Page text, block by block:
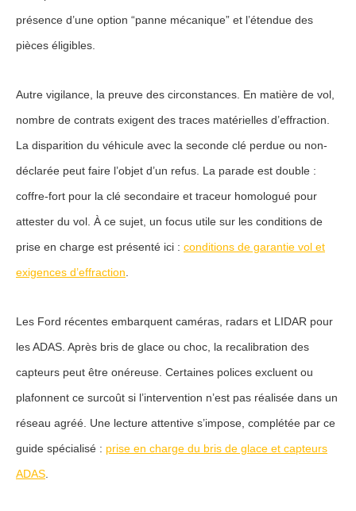
présence d’une option “panne mécanique” et l’étendue des
pièces éligibles.
Autre vigilance, la preuve des circonstances. En matière de vol
nombre de contrats exigent des traces matérielles d’effraction
La disparition du véhicule avec la seconde clé perdue ou non-
déclarée peut faire l’objet d’un refus. La parade est double :
coffre-fort pour la clé secondaire et traceur homologué pour
attester du vol. À ce sujet, un focus utile sur les conditions de
prise en charge est présenté ici : conditions de garantie vol et
exigences d’effraction
Les Ford récentes embarquent caméras, radars et LIDAR pour
les ADAS. Après bris de glace ou choc, la recalibration des
capteurs peut être onéreuse. Certaines polices excluent ou
plafonnent ce surcoût si l’intervention n’est pas réalisée dans un
réseau agréé. Une lecture attentive s’impose, complétée par ce
guide spécialisé : prise en charge du bris de glace et capteurs
ADAS